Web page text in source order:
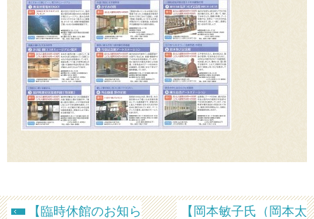
【臨時休館のお知ら
【岡本敏子氏（岡本太